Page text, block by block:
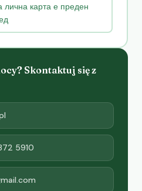
карта е преден
Skontaktuj się z
5910